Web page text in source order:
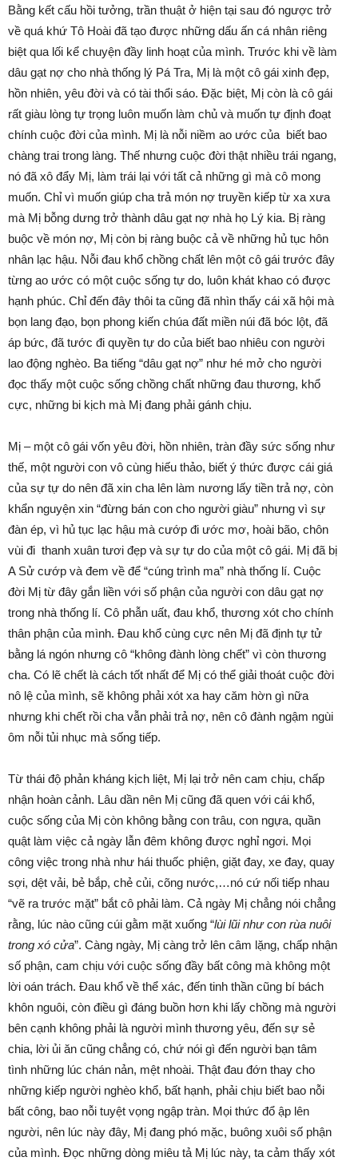
Bằng kết cấu hồi tưởng, trần thuật ở hiện tại sau đó ngược trở
về quá khứ Tô Hoài đã tạo được những dấu ấn cá nhân riêng
biệt qua lối kể chuyện đầy linh hoạt của mình. Trước khi về làm
dâu gạt nợ cho nhà thống lý Pá Tra, Mị là một cô gái xinh đẹp,
hồn nhiên, yêu đời và có tài thổi sáo. Đặc biệt, Mị còn là cô gái
rất giàu lòng tự trọng luôn muốn làm chủ và muốn tự định đoạt
chính cuộc đời của mình. Mị là nỗi niềm ao ước của biết bao
chàng trai trong làng. Thế nhưng cuộc đời thật nhiều trái ngang,
nó đã xô đẩy Mị, làm trái lại với tất cả những gì mà cô mong
muốn. Chỉ vì muốn giúp cha trả món nợ truyền kiếp từ xa xưa
mà Mị bỗng dưng trở thành dâu gạt nợ nhà họ Lý kia. Bị ràng
buộc về món nợ, Mị còn bị ràng buộc cả về những hủ tục hôn
nhân lạc hậu. Nỗi đau khổ chồng chất lên một cô gái trước đây
từng ao ước có một cuộc sống tự do, luôn khát khao có được
hạnh phúc. Chỉ đến đây thôi ta cũng đã nhìn thấy cái xã hội mà
bọn lang đạo, bọn phong kiến chúa đất miền núi đã bóc lột, đã
áp bức, đã tước đi quyền tự do của biết bao nhiêu con người
lao động nghèo. Ba tiếng “dâu gạt nợ” như hé mở cho người
đọc thấy một cuộc sống chồng chất những đau thương, khổ
cực, những bi kịch mà Mị đang phải gánh chịu.
Mị – một cô gái vốn yêu đời, hồn nhiên, tràn đầy sức sống như
thế, một người con vô cùng hiếu thảo, biết ý thức được cái giá
của sự tự do nên đã xin cha lên làm nương lấy tiền trả nợ, còn
khẩn nguyện xin “đừng bán con cho người giàu” nhưng vì sự
đàn ép, vì hủ tục lạc hậu mà cướp đi ước mơ, hoài bão, chôn
vùi đi thanh xuân tươi đẹp và sự tự do của một cô gái. Mị đã bị
A Sử cướp và đem về để “cúng trình ma” nhà thống lí. Cuộc
đời Mị từ đây gắn liền với số phận của người con dâu gạt nợ
trong nhà thống lí. Cô phẫn uất, đau khổ, thương xót cho chính
thân phận của mình. Đau khổ cùng cực nên Mị đã định tự tử
bằng lá ngón nhưng cô “không đành lòng chết” vì còn thương
cha. Có lẽ chết là cách tốt nhất để Mị có thể giải thoát cuộc đời
nô lệ của mình, sẽ không phải xót xa hay căm hờn gì nữa
nhưng khi chết rồi cha vẫn phải trả nợ, nên cô đành ngậm ngùi
ôm nỗi tủi nhục mà sống tiếp.
Từ thái độ phản kháng kịch liệt, Mị lại trở nên cam chịu, chấp
nhận hoàn cảnh. Lâu dần nên Mị cũng đã quen với cái khổ,
cuộc sống của Mị còn không bằng con trâu, con ngựa, quần
quật làm việc cả ngày lẫn đêm không được nghỉ ngơi. Mọi
công việc trong nhà như hái thuốc phiện, giặt đay, xe đay, quay
sợi, dệt vải, bẻ bắp, chẻ củi, cõng nước,…nó cứ nối tiếp nhau
“vẽ ra trước mặt” bắt cô phải làm. Cả ngày Mị chẳng nói chẳng
rằng, lúc nào cũng cúi gằm mặt xuống “lùi lũi như con rùa nuôi
trong xó cửa”. Càng ngày, Mị càng trở lên câm lặng, chấp nhận
số phận, cam chịu với cuộc sống đầy bất công mà không một
lời oán trách. Đau khổ về thể xác, đến tinh thần cũng bí bách
khôn nguôi, còn điều gì đáng buồn hơn khi lấy chồng mà người
bên cạnh không phải là người mình thương yêu, đến sự sẻ
chia, lời ủi ăn cũng chẳng có, chứ nói gì đến người bạn tâm
tình những lúc chán nản, mệt nhoài. Thật đau đớn thay cho
những kiếp người nghèo khổ, bất hạnh, phải chịu biết bao nỗi
bất công, bao nỗi tuyệt vọng ngập tràn. Mọi thức đổ ập lên
người, nên lúc này đây, Mị đang phó mặc, buông xuôi số phận
của mình. Đọc những dòng miêu tả Mị lúc này, ta cảm thấy xót